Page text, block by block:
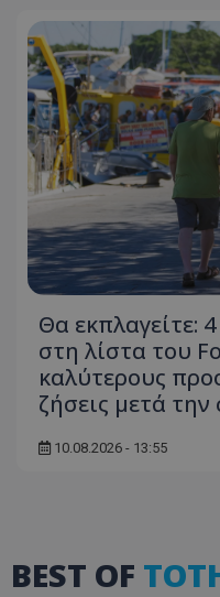
Θα εκπλαγείτε:
στη λίστα του
καλύτερους
ζήσεις μετά
10.08.2026 - 13:55
BEST OF
Ο ιστότοπος δεν
χωρίς τα απολύτως
Ονοματεπώνυμο
usprivacy
ASP.NET_SessionId